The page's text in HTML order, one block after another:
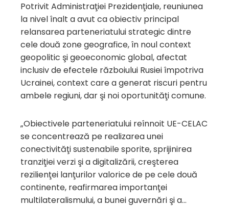
Potrivit Administraţiei Prezidenţiale, reuniunea
la nivel înalt a avut ca obiectiv principal
relansarea parteneriatului strategic dintre
cele două zone geografice, în noul context
geopolitic şi geoeconomic global, afectat
inclusiv de efectele războiului Rusiei împotriva
Ucrainei, context care a generat riscuri pentru
ambele regiuni, dar şi noi oportunităţi comune.
„Obiectivele parteneriatului reînnoit UE-CELAC
se concentrează pe realizarea unei
conectivităţi sustenabile sporite, sprijinirea
tranziţiei verzi şi a digitalizării, creşterea
rezilienţei lanţurilor valorice de pe cele două
continente, reafirmarea importanţei
multilateralismului, a bunei guvernări şi a…